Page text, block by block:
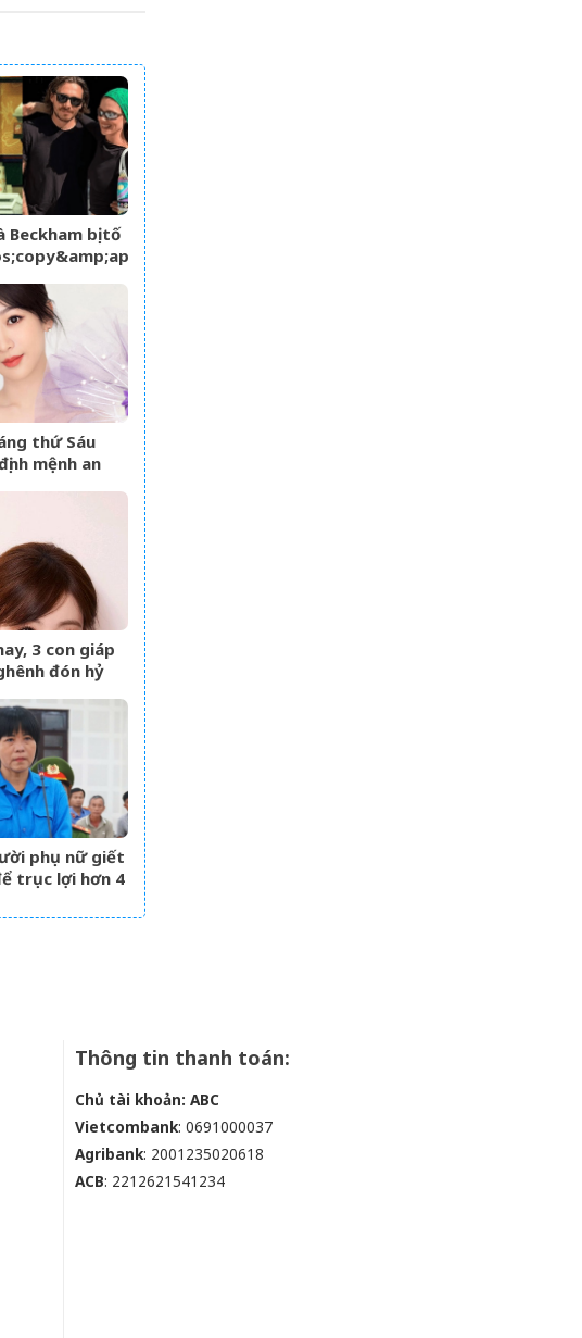
Beckham bị tố
sóng gió gia
thứ Sáu
mệnh an
3 con giáp
đón hỷ
Rồng hóa
phụ nữ giết
trục lợi hơn 4
Thông tin thanh toán:
Chủ tài khoản: ABC
Vietcombank: 0691000037
Agribank: 2001235020618
ACB: 2212621541234